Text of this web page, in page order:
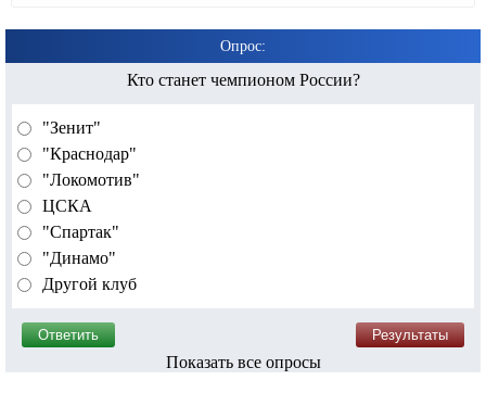
Опрос:
Кто станет чемпионом России?
"Зенит"
"Краснодар"
"Локомотив"
ЦСКА
"Спартак"
"Динамо"
Другой клуб
Показать все опросы